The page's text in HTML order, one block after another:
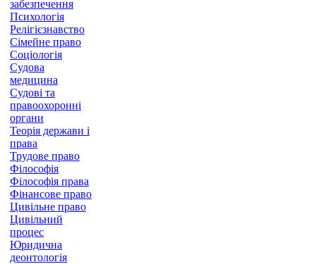
забезпечення
Психологія
Релігієзнавство
Сімейне право
Соціологія
Судова
медицина
Судові та
правоохоронні
органи
Теорія держави і
права
Трудове право
Філософія
Філософія права
Фінансове право
Цивільне право
Цивільний
процес
Юридична
деонтологія